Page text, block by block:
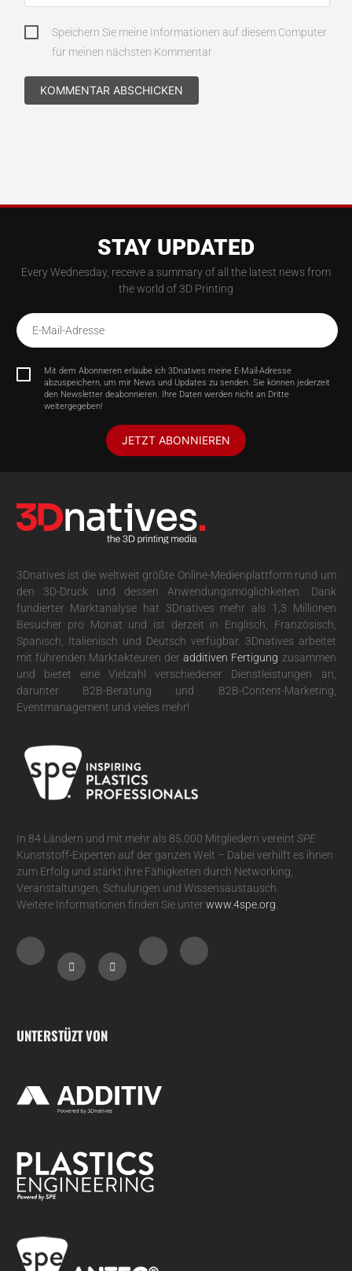
Speichern Sie meine Informationen auf diesem Computer
für meinen nächsten Kommentar
STAY UPDATED
Every Wednesday, receive a summary of all the latest news from
the world of 3D Printing
E-Mail-Adresse
Mit dem Abonnieren erlaube ich 3Dnatives meine E-Mail-Adresse
abzuspeichern, um mir News und Updates zu senden. Sie können jederzeit
den Newsletter deabonnieren. Ihre Daten werden nicht an Dritte
weitergegeben!
JETZT ABONNIEREN
3Dnatives ist die weltweit größte Online-Medienplattform rund um
den 3D-Druck und dessen Anwendungsmöglichkeiten. Dank
fundierter Marktanalyse hat 3Dnatives mehr als 1,3 Millionen
Besucher pro Monat und ist derzeit in Englisch, Französisch,
Spanisch, Italienisch und Deutsch verfügbar. 3Dnatives arbeitet
mit führenden Marktakteuren deradditiven Fertigung zusammen
und bietet eine Vielzahl verschiedener Dienstleistungen an,
darunter B2B-Beratung und B2B-Content-Marketing,
Eventmanagement und vieles mehr!
In 84 Ländern und mit mehr als 85.000 Mitgliedern vereint SPE
Kunststoff-Experten auf der ganzen Welt – Dabei verhilft es ihnen
zum Erfolg und stärkt ihre Fähigkeiten durch Networking,
Veranstaltungen, Schulungen und Wissensaustausch.
Weitere Informationen finden Sie unterwww.4spe.org.
UNTERSTÜZT VON